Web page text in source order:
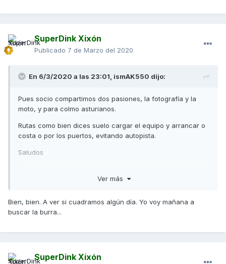
SuperDink Xixón
Publicado 7 de Marzo del 2020
En 6/3/2020 a las 23:01, ismAK550 dijo:
Pues socio compartimos dos pasiones, la fotografía y la
moto, y para colmo asturianos.
Rutas como bien dices suelo cargar el equipo y arrancar o
costa o por los puertos, evitando autopista.
Saludos
Ver más
Bien, bien. A ver si cuadramos algún día. Yo voy mañana a
buscar la burra...
SuperDink Xixón